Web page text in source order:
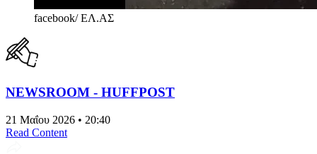
facebook/ ΕΛ.ΑΣ
NEWSROOM - HUFFPOST
21 Μαΐου 2026 • 20:40
Read Content